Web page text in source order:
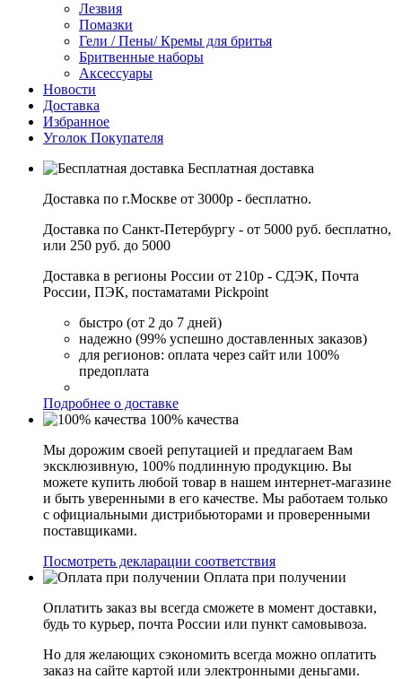
Лезвия
Помазки
Гели / Пены/ Кремы для бритья
Бритвенные наборы
Аксессуары
Новости
Доставка
Избранное
Уголок Покупателя
Бесплатная доставка
Доставка по г.Москве от 3000р - бесплатно.
Доставка по Санкт-Петербургу - от 5000 руб. бесплатно,
или 250 руб. до 5000
Доставка в регионы России от 210р - СДЭК, Почта
России, ПЭК, постаматами Pickpoint
быстро (от 2 до 7 дней)
надежно (99% успешно доставленных заказов)
для регионов: оплата через сайт или 100%
предоплата
Подробнее о доставке
100% качества
Мы дорожим своей репутацией и предлагаем Вам
эксклюзивную, 100% подлинную продукцию. Вы
можете купить любой товар в нашем интернет-магазине
и быть уверенными в его качестве. Мы работаем только
с официальными дистрибьюторами и проверенными
поставщиками.
Посмотреть декларации соответствия
Оплата при получении
Оплатить заказ вы всегда сможете в момент доставки,
будь то курьер, почта России или пункт самовывоза.
Но для желающих сэкономить всегда можно оплатить
заказ на сайте картой или электронными деньгами.